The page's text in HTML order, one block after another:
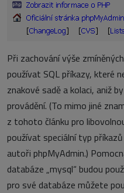
Při zachování výše
používat SQL příkazy, které
znakové sadě a kolaci, aniž
provádění. (To mimo jiné
z tohoto článku pro
používat speciální typ
autoři phpMyAdmin.)
databáze „mysql“ budou
pro své databáze můžete